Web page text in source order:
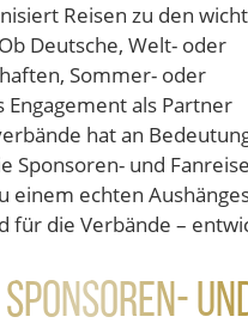
Reisen zu den
Deutsche, Welt- oder
Sommer- oder
Engagement als Partner
hat an
Sponsoren- und
einem echten
für die Verbände –